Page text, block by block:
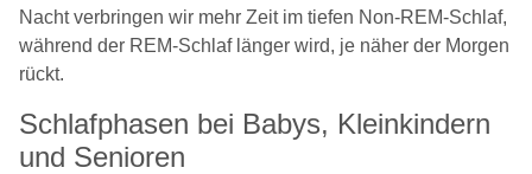
Nacht verbringen wir mehr Zeit im tiefen Non-REM-Schlaf,
während der REM-Schlaf länger wird, je näher der Morgen
rückt.
Schlafphasen bei Babys, Kleinkindern
und Senioren